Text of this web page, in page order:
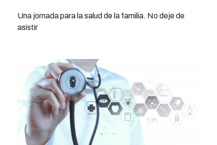
Una jornada para la salud de la familia. No deje de
asistir